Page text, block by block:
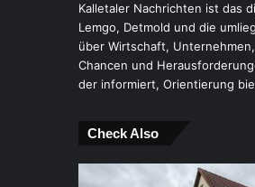
Kalletaler Nachrichten ist das
Lemgo, Detmold und die
über Wirtschaft,
Chancen und
der informiert, Orientierung
Check Also